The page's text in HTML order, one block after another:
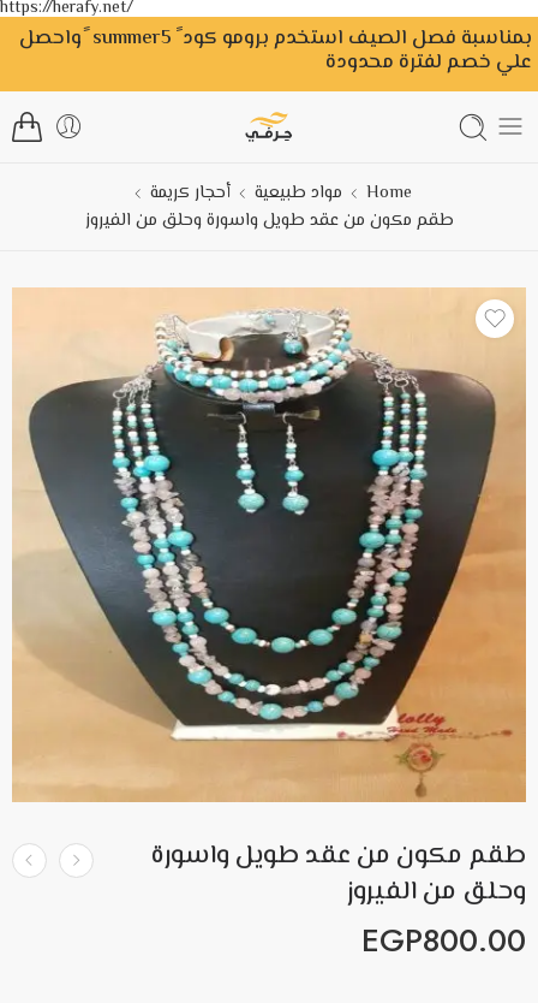
https://herafy.net/
بمناسبة فصل الصيف استخدم برومو كود ً summer5 ًواحصل
علي خصم لفترة محدودة
Home مواد طبيعية
أحجار كريمة
طقم مكون من عقد طويل واسورة وحلق من الفيروز
طقم مكون من عقد طويل واسورة
وحلق من الفيروز
EGP800.00